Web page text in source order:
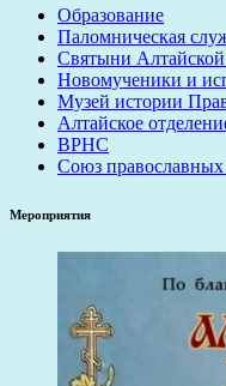
Образование
Паломническая
Святыни
Новомученики и
Музей истории
Алтайское
ВРНС
Союз
Мероприятия